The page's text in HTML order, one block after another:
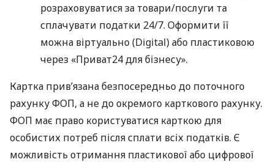
розраховуватися за товари/послуги та
сплачувати податки 24/7. Оформити її
можна віртуально (Digital) або пластиковою
через «Приват24 для бізнесу».
Картка прив’язана безпосередньо до поточного
рахунку ФОП, а не до окремого карткового рахунку.
ФОП має право користуватися карткою для
особистих потреб після сплати всіх податків. Є
можливість отримання пластикової або цифрової